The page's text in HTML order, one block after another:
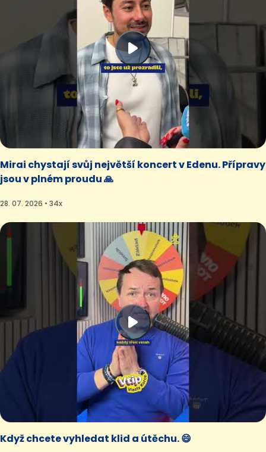
Mirai chystají svůj největší koncert v Edenu. Přípravy
jsou v plném proudu 🙏
28. 07. 2026 • 34x
Když chcete vyhledat klid a útěchu. 😄